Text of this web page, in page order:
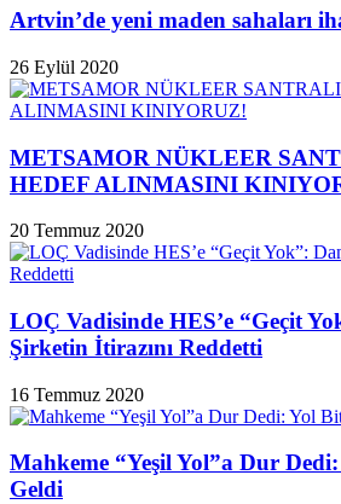
Artvin’de yeni maden sahaları
26 Eylül 2020
METSAMOR NÜKLEER
HEDEF ALINMASINI
20 Temmuz 2020
LOÇ Vadisinde HES’e “Geçit
Şirketin İtirazını Reddetti
16 Temmuz 2020
Mahkeme “Yeşil Yol”a Dur
Geldi